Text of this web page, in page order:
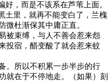
，而是不该系在芦苇上面。
土里，就再不能变白了，兰槐
微杜渐保其中庸正直。
被束缚，与人不善会惹来怨
投宿，醋变酸了就会惹来蚊
。所以不积累一步半步的行
就在于不停地走。（如果）刻